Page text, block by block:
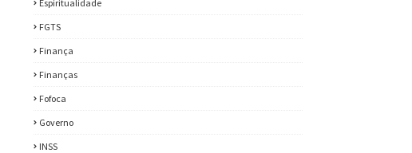
Espiritualidade
FGTS
Finança
Finanças
Fofoca
Governo
INSS